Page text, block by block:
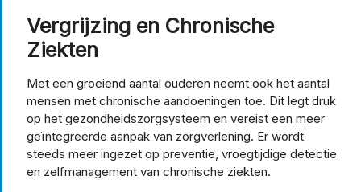
Vergrijzing en Chronische
Ziekten
Met een groeiend aantal ouderen neemt ook het aantal
mensen met chronische aandoeningen toe. Dit legt druk
op het gezondheidszorgsysteem en vereist een meer
geïntegreerde aanpak van zorgverlening. Er wordt
steeds meer ingezet op preventie, vroegtijdige detectie
en zelfmanagement van chronische ziekten.